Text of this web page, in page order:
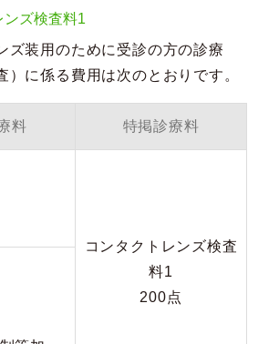
ンズ検査料1
ズ装用のために受診の方の診療
）に係る費用は次のとおりです。
料 特掲診療料
コンタクトレンズ検査
料1
200点